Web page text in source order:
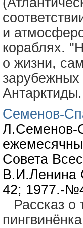
и
кораблях.
о жизни,
зарубежных
Антарктиды.
Семенов-
Л.Семенов-
Совета
В.И.Ленина
42; 1977.-
Рассказ